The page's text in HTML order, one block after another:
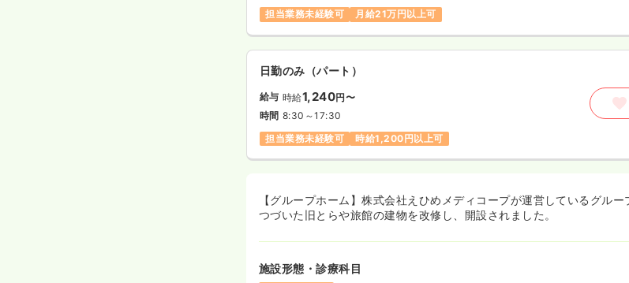
担当業務未経験可
月給21万円以上可
日勤のみ（パート）
給与 時給1,240円〜
時間 8:30～17:30
担当業務未経験可
時給1,200円以上可
【グループホーム】株式会社えひめメディコープが運営しているグル
つづいた旧とらや旅館の建物を改修し、開設されました。
施設形態・診療科目